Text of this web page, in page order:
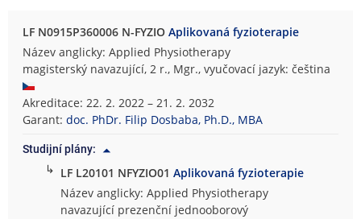
LF N0915P360006 N-FYZIOAplikovaná fyzioterapie
Název anglicky: Applied Physiotherapy
magisterský navazující, 2 r., Mgr., vyučovací jazyk: čeština
Akreditace: 22. 2. 2022 – 21. 2. 2032
Garant:doc. PhDr. Filip Dosbaba, Ph.D., MBA
Studijní plány:
↳ LF L20101 NFYZIO01Aplikovaná fyzioterapie
Název anglicky: Applied Physiotherapy
navazující prezenční jednooborový